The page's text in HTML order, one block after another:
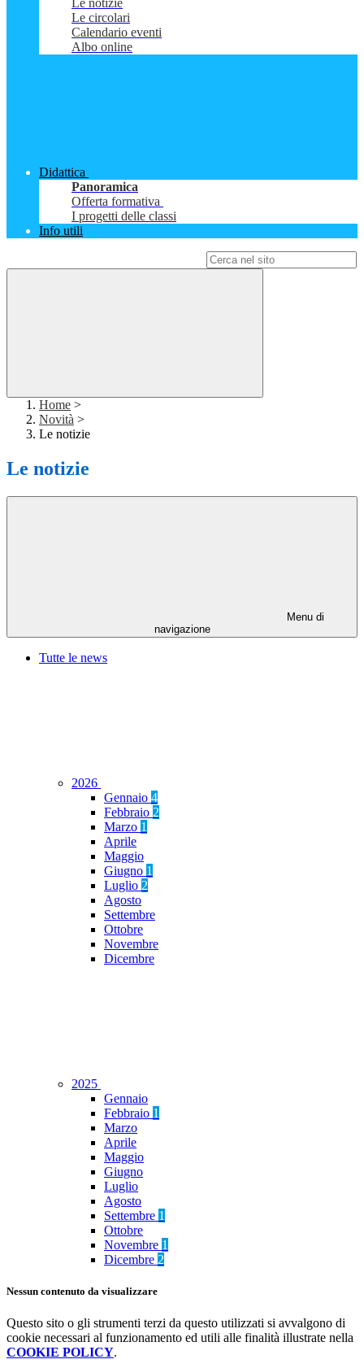
Le notizie
Le circolari
Calendario eventi
Albo online
Didattica
Panoramica
Offerta formativa
I progetti delle classi
Info utili
Home >
Novità >
Le notizie
Le notizie
Menu di
navigazione
Tutte le news
2026
Gennaio 4
Febbraio 2
Marzo 1
Aprile
Maggio
Giugno 1
Luglio 2
Agosto
Settembre
Ottobre
Novembre
Dicembre
2025
Gennaio
Febbraio 1
Marzo
Aprile
Maggio
Giugno
Luglio
Agosto
Settembre 1
Ottobre
Novembre 1
Dicembre 2
Nessun contenuto da visualizzare
Questo sito o gli strumenti terzi da questo utilizzati si avvalgono di
cookie necessari al funzionamento ed utili alle finalità illustrate nella
COOKIE POLICY.